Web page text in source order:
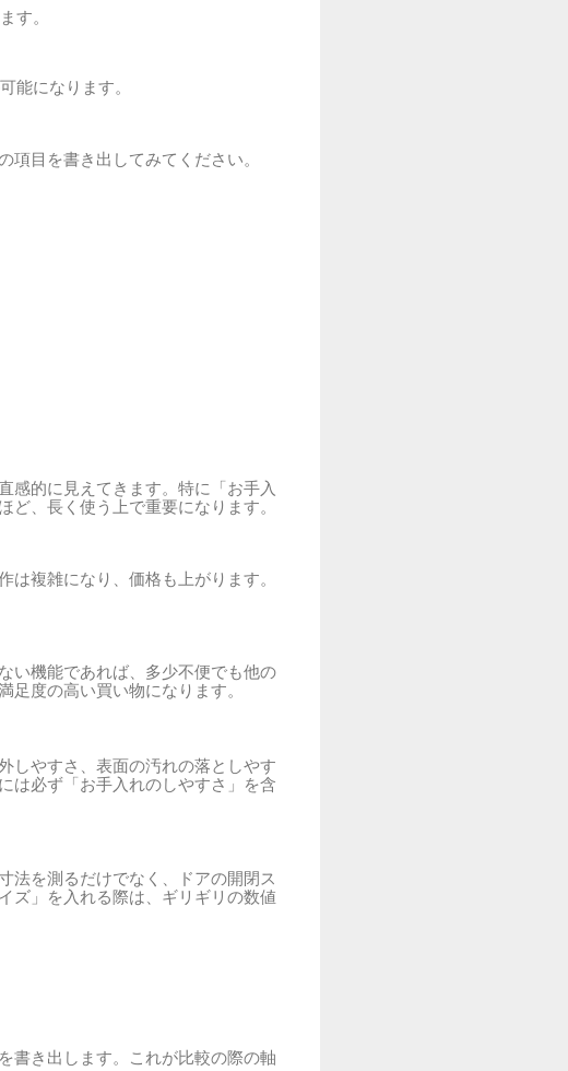
す。
能になります。
目を書き出してみてください。
感的に見えてきます。特に「お手入
、長く使う上で重要になります。
複雑になり、価格も上がります。
い機能であれば、多少不便でも他の
度の高い買い物になります。
しやすさ、表面の汚れの落としやす
は必ず「お手入れのしやすさ」を含
法を測るだけでなく、ドアの開閉ス
ズ」を入れる際は、ギリギリの数値
書き出します。これが比較の際の軸